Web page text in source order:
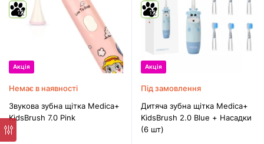
12
Акція
Немає в наявності
Звукова зубна щітка Medica+
KidsBrush 7.0 Pink
12
Акція
Під замовлення
Дитяча зубна щітка Medica+
KidsBrush 2.0 Blue + Насадки
(6 шт)